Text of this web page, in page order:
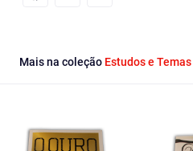
Mais na coleção Estudos e